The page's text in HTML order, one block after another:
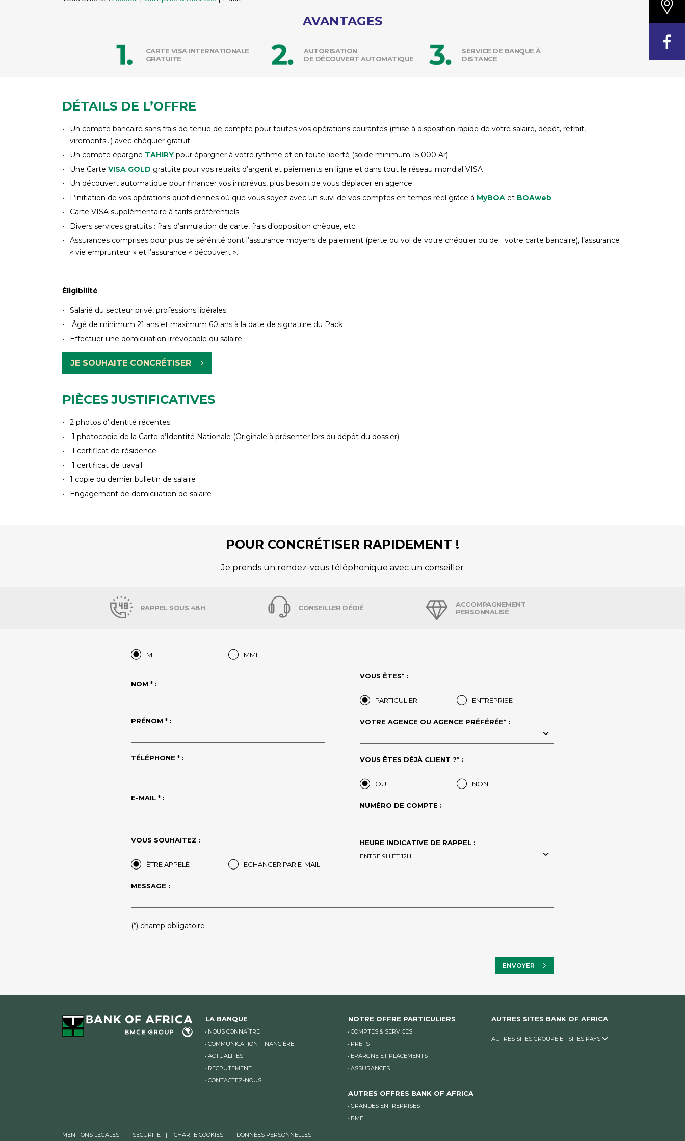
AVANTAGES
CARTE VISA INTERNATIONALE
GRATUITE
AUTORISATION
DE DÉCOUVERT AUTOMATIQUE
SERVICE DE BANQUE À
DISTANCE
DÉTAILS DE L’OFFRE
Un compte bancaire sans frais de tenue de compte pour toutes vos opérations courantes (mise à disposition rapide de votre salaire, dépôt, retrait,
virements…) avec chéquier gratuit.
Un compte épargne TAHIRY pour épargner à votre rythme et en toute liberté (solde minimum 15 000 Ar)
Une CarteVISA GOLD gratuite pour vos retraits d’argent et paiements en ligne et dans tout le réseau mondial VISA
Un découvert automatique pour financer vos imprévus, plus besoin de vous déplacer en agence
L’initiation de vos opérations quotidiennes où que vous soyez avec un suivi de vos comptes en temps réel grâce à MyBOA et BOAweb
Carte VISA supplémentaire à tarifs préférentiels
Divers services gratuits : frais d’annulation de carte, frais d’opposition chèque, etc.
Assurances comprises pour plus de sérénité dont l’assurance moyens de paiement (perte ou vol de votre chéquier ou de votre carte bancaire), l’assurance
« vie emprunteur » et l’assurance « découvert ».
Éligibilité
Salarié du secteur privé, professions libérales
Âgé de minimum 21 ans et maximum 60 ans à la date de signature du Pack
Effectuer une domiciliation irrévocable du salaire
JE SOUHAITE CONCRÉTISER
PIÈCES JUSTIFICATIVES
2 photos d’identité récentes
1 photocopie de la Carte d’Identité Nationale (Originale à présenter lors du dépôt du dossier)
1 certificat de résidence
1 certificat de travail
1 copie du dernier bulletin de salaire
Engagement de domiciliation de salaire
POUR CONCRÉTISER RAPIDEMENT !
Je prends un rendez-vous téléphonique avec un conseiller
RAPPEL SOUS 48H CONSEILLER DÉDIÉ
ACCOMPAGNEMENT
PERSONNALISÉ
M. MME
NOM * :
PRÉNOM * :
TÉLÉPHONE * :
E-MAIL * :
VOUS SOUHAITEZ :
ÊTRE APPELÉ ECHANGER PAR E-MAIL
VOUS ÊTES* :
PARTICULIER ENTREPRISE
VOTRE AGENCE OU AGENCE PRÉFÉRÉE* :
VOUS ÊTES DÉJÀ CLIENT ?* :
OUI NON
NUMÉRO DE COMPTE :
HEURE INDICATIVE DE RAPPEL :
ENTRE 9H ET 12H
MESSAGE :
PLEASE LEAVE THIS FIELD EMPTY.
(*) champ obligatoire
LA BANQUE
NOUS CONNAÎTRE
COMMUNICATION FINANCIÈRE
ACTUALITÉS
RECRUTEMENT
CONTACTEZ-NOUS
NOTRE OFFRE PARTICULIERS
COMPTES & SERVICES
PRÊTS
EPARGNE ET PLACEMENTS
ASSURANCES
AUTRES OFFRES BANK OF AFRICA
GRANDES ENTREPRISES
PME
AUTRES SITES BANK OF AFRICA
AUTRES SITES GROUPE ET SITES PAYS
MENTIONS LÉGALES SÉCURITÉ CHARTE COOKIES DONNÉES PERSONNELLES